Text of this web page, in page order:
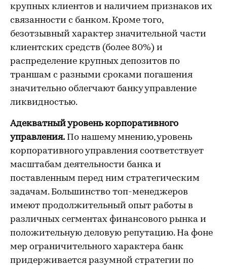
крупных клиентов и наличием признаков их
связанности с банком. Кроме того,
безотзывный характер значительной части
клиентских средств (более 80%) и
распределение крупных депозитов по
траншам с разными сроками погашения
значительно облегчают банку управление
ликвидностью.
Адекватный уровень корпоративного
управления. По нашему мнению, уровень
корпоративного управления соответствует
масштабам деятельности банка и
поставленным перед ним стратегическим
задачам. Большинство топ-менеджеров
имеют продолжительный опыт работы в
различных сегментах финансового рынка и
положительную деловую репутацию. На фоне
мер ограничительного характера банк
придерживается разумной стратегии по